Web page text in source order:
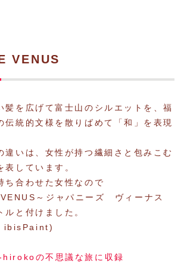
VENUS
髪を広げて富士山のシルエットを、福
伝統的文様を散りばめて「和」を表現
違いは、女性が持つ繊細さと包みこむ
表しています。
ち合わせた女性なので
～ジャパニーズ ヴィーナス
ルと付けました。
ibisPaint)
の不思議な旅に収録